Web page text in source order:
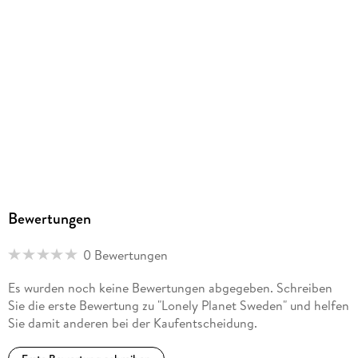
Bewertungen
0 Bewertungen
Es wurden noch keine Bewertungen abgegeben. Schreiben
Sie die erste Bewertung zu "Lonely Planet Sweden" und helfen
Sie damit anderen bei der Kaufentscheidung.